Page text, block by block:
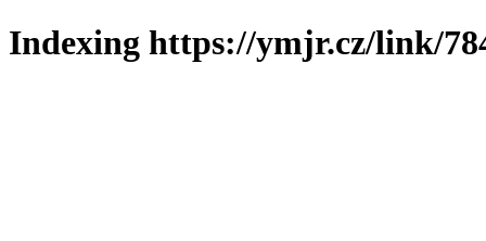
Indexing https://ymjr.cz/link/